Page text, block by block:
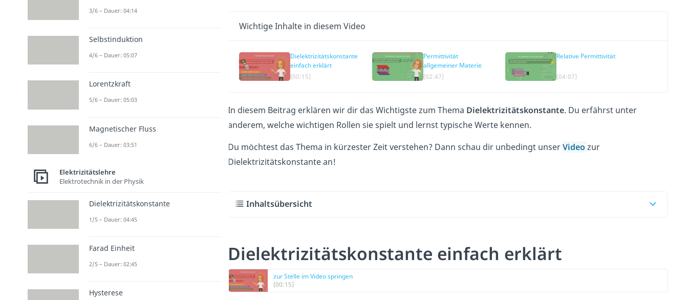
Wichtige Inhalte in diesem Video
Dielektrizitätskonstante
einfach erklärt
(00:15)
Permittivität
allgemeiner Materie
(02:47)
Relative Permittivität
(04:07)
In diesem Beitrag erklären wir dir das Wichtigste zum Thema Dielektrizitätskonstante. Du erfährst unter
anderem, welche wichtigen Rollen sie spielt und lernst typische Werte kennen.
Du möchtest das Thema in kürzester Zeit verstehen? Dann schau dir unbedingt unserVideo zur
Dielektrizitätskonstante an!
Inhaltsübersicht
Dielektrizitätskonstante einfach erklärt
zur Stelle im Video springen
(00:15)
3/6 – Dauer: 04:14
Selbstinduktion
4/6 – Dauer: 05:07
Lorentzkraft
5/6 – Dauer: 05:03
Magnetischer Fluss
6/6 – Dauer: 03:51
Elektrizitätslehre
Elektrotechnik in der Physik
Dielektrizitätskonstante
1/5 – Dauer: 04:45
Farad Einheit
2/5 – Dauer: 02:45
Hysterese